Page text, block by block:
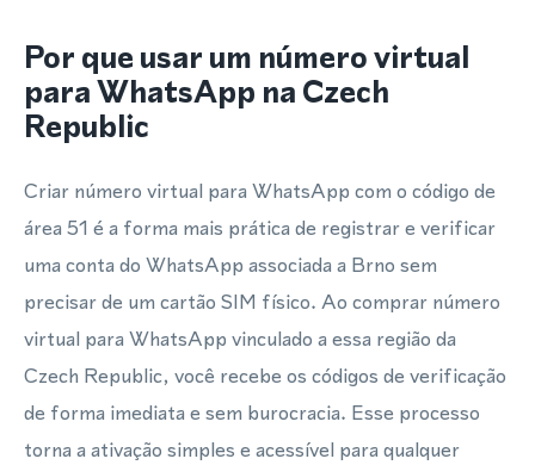
Por que usar um número virtual
para WhatsApp na Czech
Republic
Criar número virtual para WhatsApp com o código de
área 51 é a forma mais prática de registrar e verificar
uma conta do WhatsApp associada a Brno sem
precisar de um cartão SIM físico. Ao comprar número
virtual para WhatsApp vinculado a essa região da
Czech Republic, você recebe os códigos de verificação
de forma imediata e sem burocracia. Esse processo
torna a ativação simples e acessível para qualquer